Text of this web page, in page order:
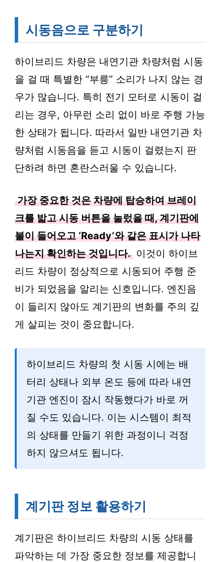
시동음으로 구분하기
하이브리드 차량은 내연기관 차량처럼 시동
을 걸 때 특별한 “부릉” 소리가 나지 않는 경
우가 많습니다. 특히 전기 모터로 시동이 걸
리는 경우, 아무런 소리 없이 바로 주행 가능
한 상태가 됩니다. 따라서 일반 내연기관 차
량처럼 시동음을 듣고 시동이 걸렸는지 판
단하려 하면 혼란스러울 수 있습니다.
가장 중요한 것은 차량에 탑승하여 브레이
크를 밟고 시동 버튼을 눌렀을 때, 계기판에
불이 들어오고 ‘Ready’와 같은 표시가 나타
나는지 확인하는 것입니다. 이것이 하이브
리드 차량이 정상적으로 시동되어 주행 준
비가 되었음을 알리는 신호입니다. 엔진음
이 들리지 않아도 계기판의 변화를 주의 깊
게 살피는 것이 중요합니다.
하이브리드 차량의 첫 시동 시에는 배
터리 상태나 외부 온도 등에 따라 내연
기관 엔진이 잠시 작동했다가 바로 꺼
질 수도 있습니다. 이는 시스템이 최적
의 상태를 만들기 위한 과정이니 걱정
하지 않으셔도 됩니다.
계기판 정보 활용하기
계기판은 하이브리드 차량의 시동 상태를
파악하는 데 가장 중요한 정보를 제공합니